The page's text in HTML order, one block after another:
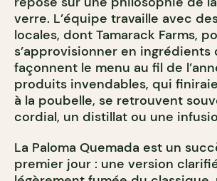
verre. L’équipe travaille avec
locales, dont Tamarack Farms,
s’approvisionner en ingrédients
façonnent le menu au fil de
produits invendables, qui
à la poubelle, se retrouvent
cordial, un distillat ou une
La Paloma Quemada est un
premier jour : une version